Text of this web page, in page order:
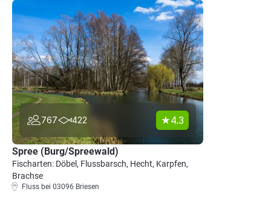
767 422 4.3
Spree (Burg/Spreewald)
Fischarten: Döbel, Flussbarsch, Hecht, Karpfen,
Brachse
Fluss bei 03096 Briesen